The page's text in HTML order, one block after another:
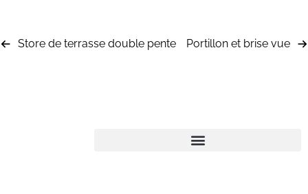
Store de terrasse double pente Portillon et brise vue